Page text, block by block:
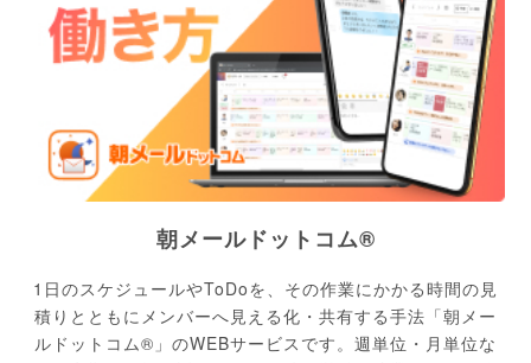
朝メールドットコム®
1日のスケジュールやToDoを、その作業にかかる時間の見
積りとともにメンバーへ見える化・共有する手法「朝メー
ルドットコム®」のWEBサービスです。週単位・月単位な